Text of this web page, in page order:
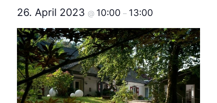
26. April 2023 @ 10:00 – 13:00